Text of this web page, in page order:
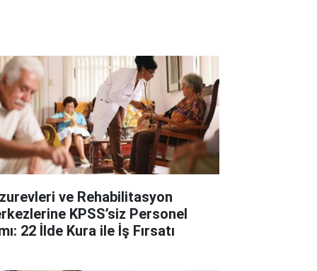
ve Rehabilitasyon
KPSS’siz Personel
22 İlde Kura ile İş Fırsatı